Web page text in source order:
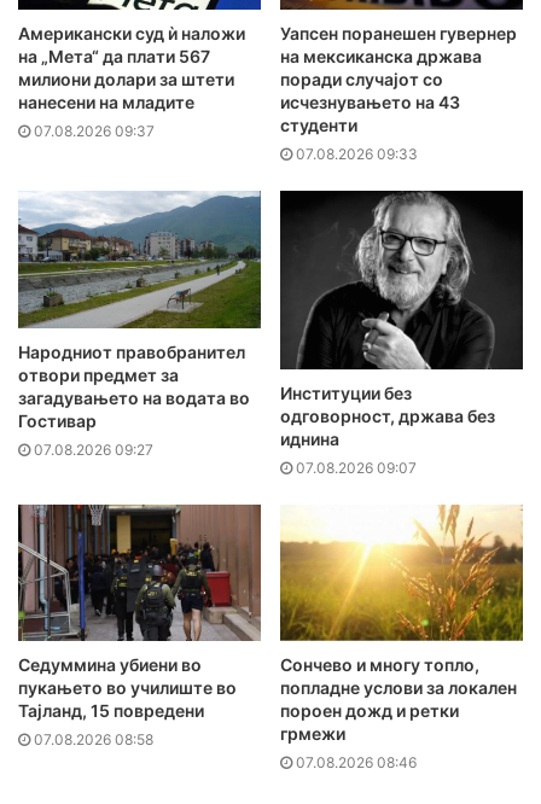
Американски суд ѝ наложи
на „Мета“ да плати 567
милиони долари за штети
нанесени на младите
07.08.2026 09:37
Уапсен поранешен гувернер
на мексиканска држава
поради случајот со
исчезнувањето на 43
студенти
07.08.2026 09:33
Народниот правобранител
отвори предмет за
загадувањето на водата во
Гостивар
07.08.2026 09:27
Институции без
одговорност, држава без
иднина
07.08.2026 09:07
Седуммина убиени во
пукањето во училиште во
Тајланд, 15 повредени
07.08.2026 08:58
Сончево и многу топло,
попладне услови за локален
пороен дожд и ретки
грмежи
07.08.2026 08:46